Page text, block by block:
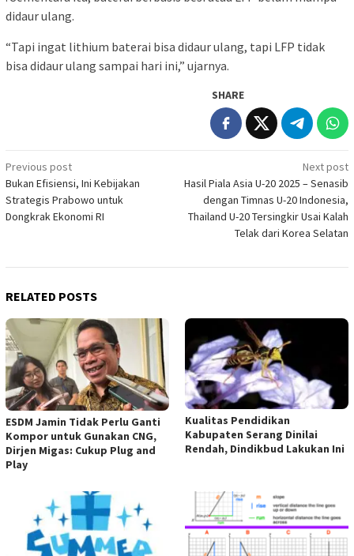
didaur ulang.
“Tapi ingat lithium baterai bisa didaur ulang, tapi LFP tidak
bisa didaur ulang sampai hari ini,” ujarnya.
SHARE
Post
navigation
Previous post
Bukan Efisiensi, Ini Kebijakan
Strategis Prabowo untuk
Dongkrak Ekonomi RI
Next post
Hasil Piala Asia U-20 2025 – Senasib
dengan Timnas U-20 Indonesia,
Thailand U-20 Tersingkir Usai Kalah
Telak dari Korea Selatan
RELATED POSTS
ESDM Jamin Tidak Perlu Ganti
Kompor untuk Gunakan CNG,
Dirjen Migas: Cukup Plug and
Play
Kualitas Pendidikan
Kabupaten Serang Dinilai
Rendah, Dindikbud Lakukan Ini